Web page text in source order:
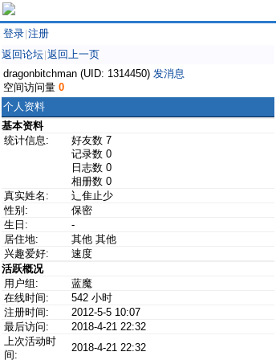
登录 注册
返回论坛 返回上一页
dragonbitchman (UID: 1314450) 发消息
空间访问量 0
个人资料
基本资料
统计信息:
好友数 7
记录数 0
日志数 0
相册数 0
真实姓名:
辶隹止少
性别:
保密
生日:
-
居住地:
其他 其他
兴趣爱好:
速度
活跃概况
用户组:
蓝魔
在线时间:
542 小时
注册时间:
2012-5-5 10:07
最后访问:
2018-4-21 22:32
上次活动时
间:
2018-4-21 22:32